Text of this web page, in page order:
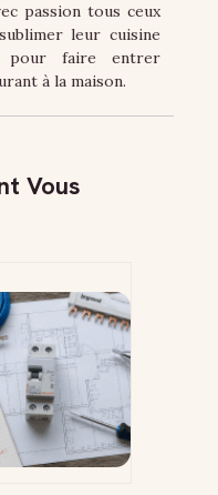
passion tous ceux
leur cuisine
faire entrer
à la maison.
Vous